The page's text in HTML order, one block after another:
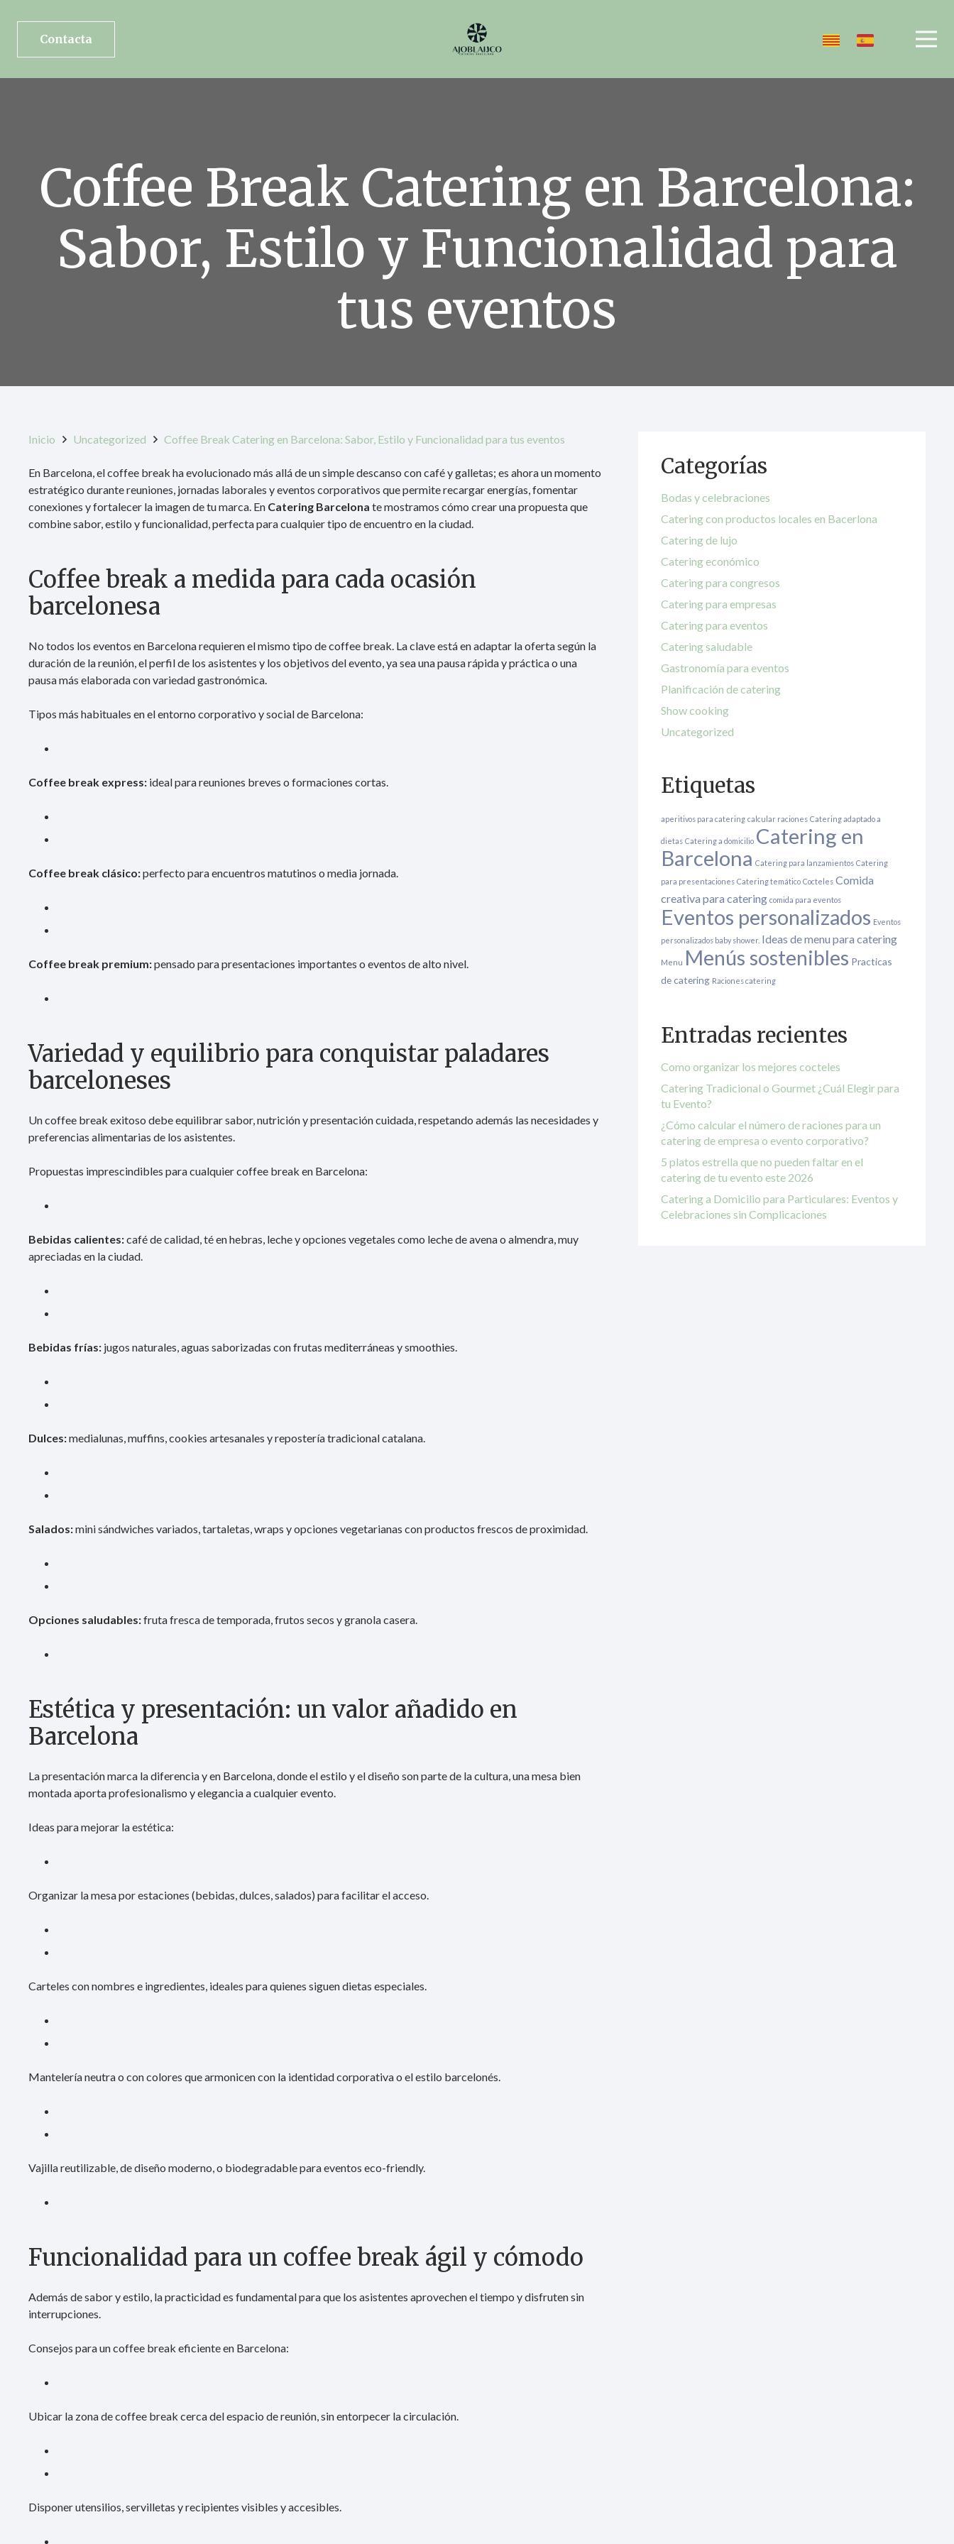
Contacta
Coffee Break Catering en Barcelona:
Sabor, Estilo y Funcionalidad para
tus eventos
Inicio Uncategorized Coffee Break Catering en Barcelona: Sabor, Estilo y Funcionalidad para tus eventos
En Barcelona, el coffee break ha evolucionado más allá de un simple descanso con café y galletas; es ahora un momento
estratégico durante reuniones, jornadas laborales y eventos corporativos que permite recargar energías, fomentar
conexiones y fortalecer la imagen de tu marca. En Catering Barcelona te mostramos cómo crear una propuesta que
combine sabor, estilo y funcionalidad, perfecta para cualquier tipo de encuentro en la ciudad.
Coffee break a medida para cada ocasión
barcelonesa
No todos los eventos en Barcelona requieren el mismo tipo de coffee break. La clave está en adaptar la oferta según la
duración de la reunión, el perfil de los asistentes y los objetivos del evento, ya sea una pausa rápida y práctica o una
pausa más elaborada con variedad gastronómica.
Tipos más habituales en el entorno corporativo y social de Barcelona:
Coffee break express: ideal para reuniones breves o formaciones cortas.
Coffee break clásico:perfecto para encuentros matutinos o media jornada.
Coffee break premium:pensado para presentaciones importantes o eventos de alto nivel.
Variedad y equilibrio para conquistar paladares
barceloneses
Un coffee break exitoso debe equilibrar sabor, nutrición y presentación cuidada, respetando además las necesidades y
preferencias alimentarias de los asistentes.
Propuestas imprescindibles para cualquier coffee break en Barcelona:
Bebidas calientes:café de calidad, té en hebras, leche y opciones vegetales como leche de avena o almendra, muy
apreciadas en la ciudad.
Bebidas frías: jugos naturales, aguas saborizadas con frutas mediterráneas y smoothies.
Dulces:medialunas, muffins, cookies artesanales y repostería tradicional catalana.
Salados:mini sándwiches variados, tartaletas, wraps y opciones vegetarianas con productos frescos de proximidad.
Opciones saludables:fruta fresca de temporada, frutos secos y granola casera.
Estética y presentación: un valor añadido en
Barcelona
La presentación marca la diferencia y en Barcelona, donde el estilo y el diseño son parte de la cultura, una mesa bien
montada aporta profesionalismo y elegancia a cualquier evento.
Ideas para mejorar la estética:
Organizar la mesa por estaciones (bebidas, dulces, salados) para facilitar el acceso.
Carteles con nombres e ingredientes, ideales para quienes siguen dietas especiales.
Mantelería neutra o con colores que armonicen con la identidad corporativa o el estilo barcelonés.
Vajilla reutilizable, de diseño moderno, o biodegradable para eventos eco-friendly.
Funcionalidad para un coffee break ágil y cómodo
Además de sabor y estilo, la practicidad es fundamental para que los asistentes aprovechen el tiempo y disfruten sin
interrupciones.
Consejos para un coffee break eficiente en Barcelona:
Ubicar la zona de coffee break cerca del espacio de reunión, sin entorpecer la circulación.
Disponer utensilios, servilletas y recipientes visibles y accesibles.
Categorías
Bodas y celebraciones
Catering con productos locales en Bacerlona
Catering de lujo
Catering económico
Catering para congresos
Catering para empresas
Catering para eventos
Catering saludable
Gastronomía para eventos
Planificación de catering
Show cooking
Uncategorized
Etiquetas
aperitivos para catering calcular raciones Catering adaptado a
dietas Catering a domicilio Catering en
Barcelona Catering para lanzamientos Catering
para presentaciones Catering temático Cocteles Comida
creativa para catering comida para eventos
Eventos personalizados Eventos
personalizados baby shower. Ideas de menu para catering
Menu Menús sostenibles Practicas
de catering Raciones catering
Entradas recientes
Como organizar los mejores cocteles
Catering Tradicional o Gourmet ¿Cuál Elegir para
tu Evento?
¿Cómo calcular el número de raciones para un
catering de empresa o evento corporativo?
5 platos estrella que no pueden faltar en el
catering de tu evento este 2026
Catering a Domicilio para Particulares: Eventos y
Celebraciones sin Complicaciones